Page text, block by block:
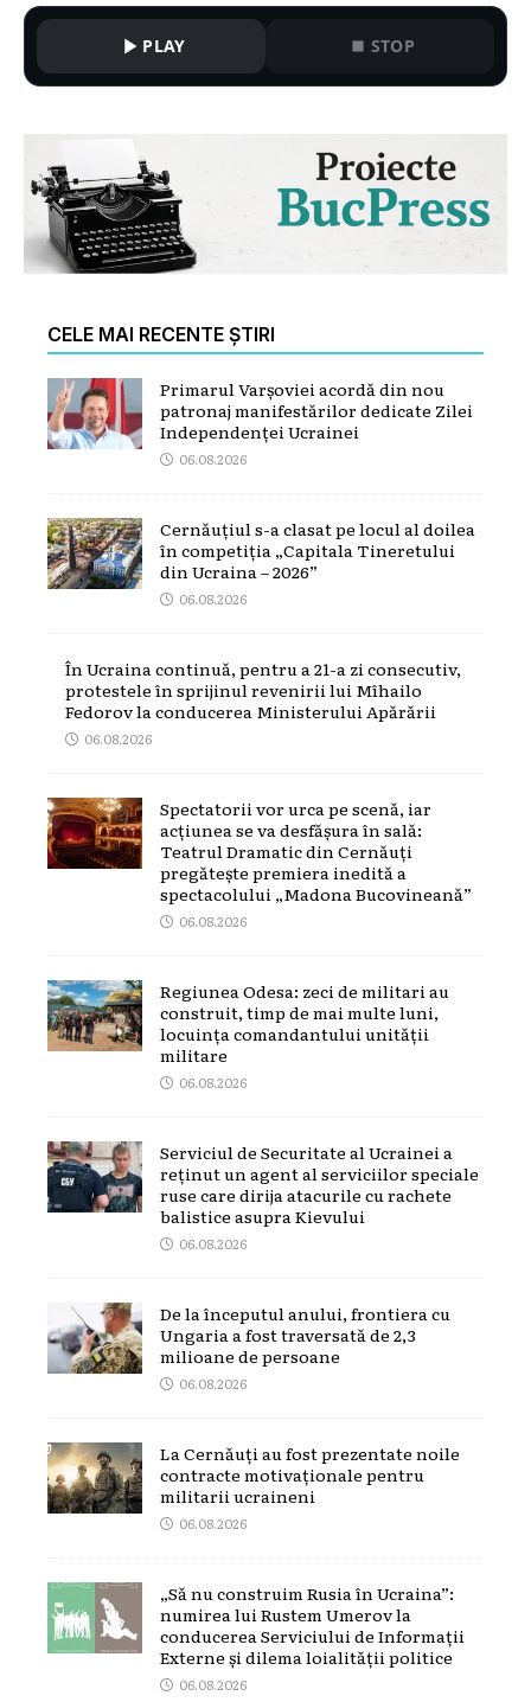
PLAY STOP
CELE MAI RECENTE ȘTIRI
Primarul Varșoviei acordă din nou
patronaj manifestărilor dedicate Zilei
Independenței Ucrainei
06.08.2026
Cernăuțiul s-a clasat pe locul al doilea
în competiția „Capitala Tineretului
din Ucraina – 2026”
06.08.2026
În Ucraina continuă, pentru a 21-a zi consecutiv,
protestele în sprijinul revenirii lui Mîhailo
Fedorov la conducerea Ministerului Apărării
06.08.2026
Spectatorii vor urca pe scenă, iar
acțiunea se va desfășura în sală:
Teatrul Dramatic din Cernăuți
pregătește premiera inedită a
spectacolului „Madona Bucovineană”
06.08.2026
Regiunea Odesa: zeci de militari au
construit, timp de mai multe luni,
locuința comandantului unității
militare
06.08.2026
Serviciul de Securitate al Ucrainei a
reținut un agent al serviciilor speciale
ruse care dirija atacurile cu rachete
balistice asupra Kievului
06.08.2026
De la începutul anului, frontiera cu
Ungaria a fost traversată de 2,3
milioane de persoane
06.08.2026
La Cernăuți au fost prezentate noile
contracte motivaționale pentru
militarii ucraineni
06.08.2026
„Să nu construim Rusia în Ucraina”:
numirea lui Rustem Umerov la
conducerea Serviciului de Informații
Externe și dilema loialității politice
06.08.2026